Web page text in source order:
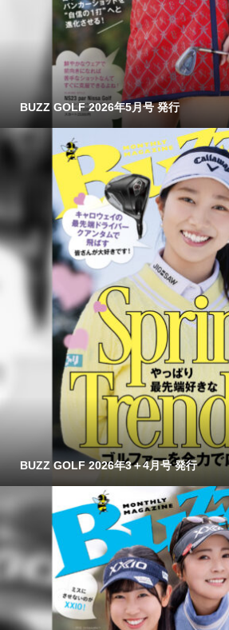
BUZZ GOLF 2026年5月号 発行
BUZZ GOLF 2026年3＋4月号 発行